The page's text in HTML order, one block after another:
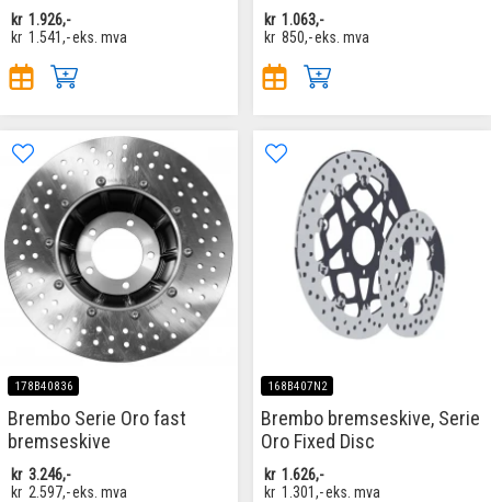
kr 1.926,-
kr 1.541,-eks. mva
kr 1.063,-
kr 850,-eks. mva
178B40836
Brembo Serie Oro fast
bremseskive
kr 3.246,-
kr 2.597,-eks. mva
168B407N2
Brembo bremseskive, Serie
Oro Fixed Disc
kr 1.626,-
kr 1.301,-eks. mva